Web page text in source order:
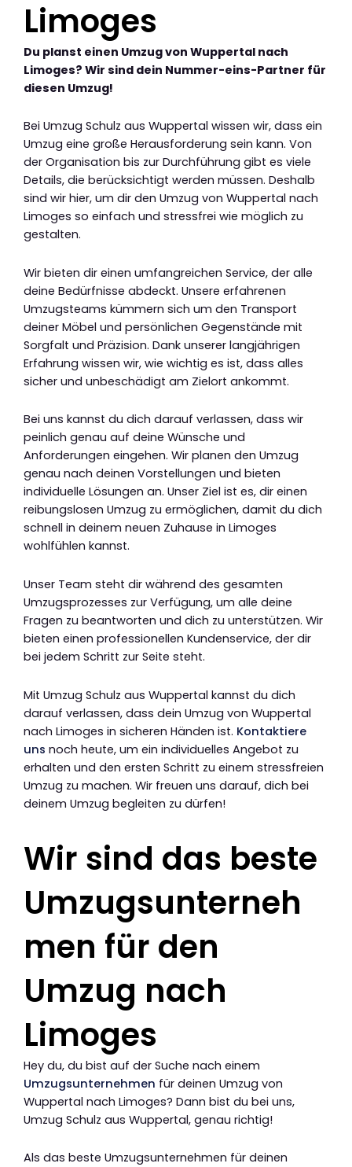
Limoges
Du planst einen Umzug von Wuppertal nach
Limoges? Wir sind dein Nummer-eins-Partner für
diesen Umzug!
Bei Umzug Schulz aus Wuppertal wissen wir, dass ein
Umzug eine große Herausforderung sein kann. Von
der Organisation bis zur Durchführung gibt es viele
Details, die berücksichtigt werden müssen. Deshalb
sind wir hier, um dir den Umzug von Wuppertal nach
Limoges so einfach und stressfrei wie möglich zu
gestalten.
Wir bieten dir einen umfangreichen Service, der alle
deine Bedürfnisse abdeckt. Unsere erfahrenen
Umzugsteams kümmern sich um den Transport
deiner Möbel und persönlichen Gegenstände mit
Sorgfalt und Präzision. Dank unserer langjährigen
Erfahrung wissen wir, wie wichtig es ist, dass alles
sicher und unbeschädigt am Zielort ankommt.
Bei uns kannst du dich darauf verlassen, dass wir
peinlich genau auf deine Wünsche und
Anforderungen eingehen. Wir planen den Umzug
genau nach deinen Vorstellungen und bieten
individuelle Lösungen an. Unser Ziel ist es, dir einen
reibungslosen Umzug zu ermöglichen, damit du dich
schnell in deinem neuen Zuhause in Limoges
wohlfühlen kannst.
Unser Team steht dir während des gesamten
Umzugsprozesses zur Verfügung, um alle deine
Fragen zu beantworten und dich zu unterstützen. Wir
bieten einen professionellen Kundenservice, der dir
bei jedem Schritt zur Seite steht.
Mit Umzug Schulz aus Wuppertal kannst du dich
darauf verlassen, dass dein Umzug von Wuppertal
nach Limoges in sicheren Händen ist. Kontaktiere
uns noch heute, um ein individuelles Angebot zu
erhalten und den ersten Schritt zu einem stressfreien
Umzug zu machen. Wir freuen uns darauf, dich bei
deinem Umzug begleiten zu dürfen!
Wir sind das beste
Umzugsunterneh
men für den
Umzug nach
Limoges
Hey du, du bist auf der Suche nach einem
Umzugsunternehmen für deinen Umzug von
Wuppertal nach Limoges? Dann bist du bei uns,
Umzug Schulz aus Wuppertal, genau richtig!
Als das beste Umzugsunternehmen für deinen